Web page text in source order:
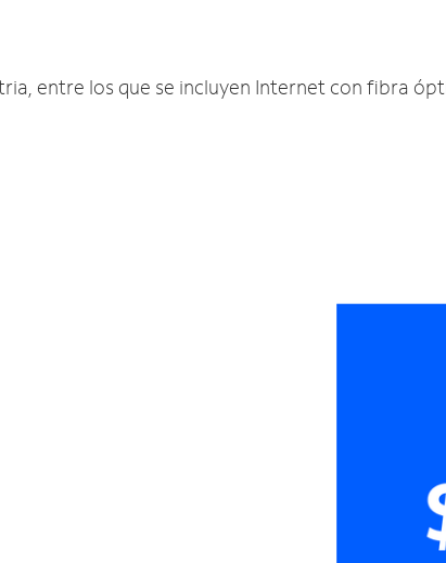
entre los que se incluyen Internet con fibra